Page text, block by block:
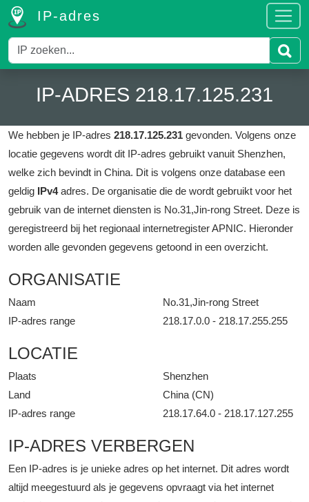
IP-adres
IP-ADRES 218.17.125.231
We hebben je IP-adres 218.17.125.231 gevonden. Volgens onze
locatie gegevens wordt dit IP-adres gebruikt vanuit Shenzhen,
welke zich bevindt in China. Dit is volgens onze database een
geldig IPv4adres. De organisatie die de wordt gebruikt voor het
gebruik van de internet diensten is No.31,Jin-rong Street. Deze is
geregistreerd bij het regionaal internetregister APNIC. Hieronder
worden alle gevonden gegevens getoond in een overzicht.
ORGANISATIE
Naam
No.31,Jin-rong Street
IP-adres range
218.17.0.0 - 218.17.255.255
LOCATIE
Plaats
Shenzhen
Land
China (CN)
IP-adres range
218.17.64.0 - 218.17.127.255
IP-ADRES VERBERGEN
Een IP-adres is je unieke adres op het internet. Dit adres wordt
altijd meegestuurd als je gegevens opvraagt via het internet